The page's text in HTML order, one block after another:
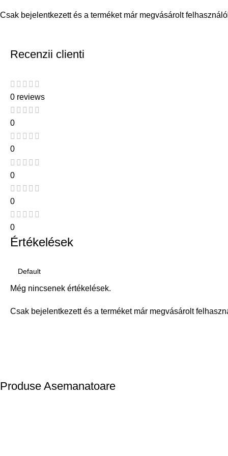
Csak bejelentkezett és a terméket már megvásárolt
Recenzii clienti
0 reviews
0
0
0
0
0
Értékelések
Még nincsenek értékelések.
Csak bejelentkezett és a terméket már megvásárolt
Produse Asemanatoare